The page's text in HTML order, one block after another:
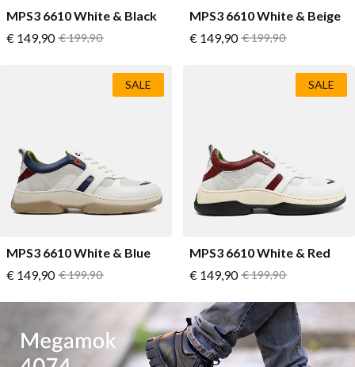
Enkellaarsjes met rits
Laarzen
MAG Iconen
MPS3 6610 White & Black
Vanaf
€ 149,90 Normale prijs
€ 199,90
MPS3 6610 White & Beige
Vanaf
€ 149,90 Normale prijs
€ 199,90
MPS3 6610 White & Blue
Vanaf
€ 149,90 Normale prijs
€ 199,90
SALE
MPS3 6610 White & Red
Vanaf
€ 149,90 Normale prijs
€ 199,90
SALE